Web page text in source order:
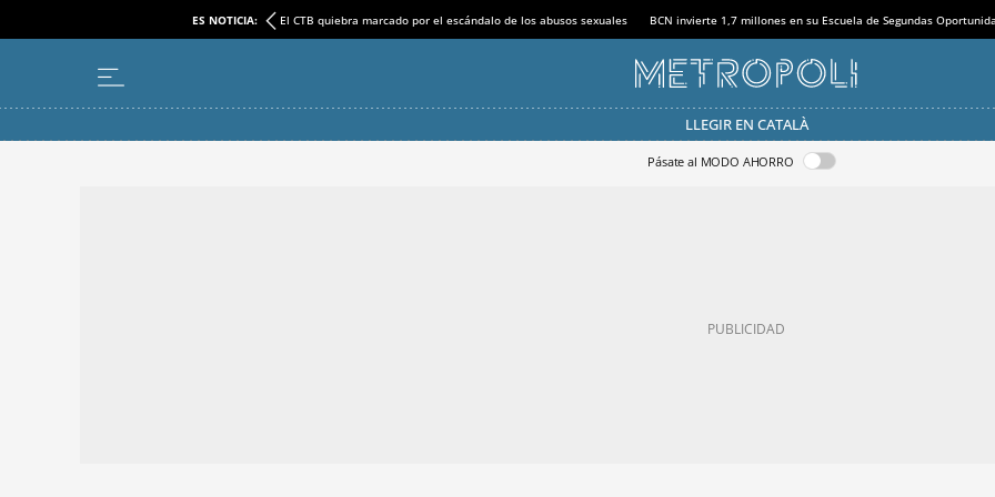
ES NOTICIA: El CTB quiebra marcado por el escándalo de los abusos sexuales BCN invierte 1,7 millones en su Escuela de Segundas
LLEGIR EN CATALÀ
Pásate al MODO AHORRO